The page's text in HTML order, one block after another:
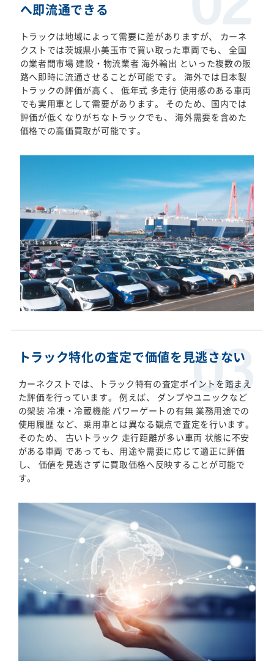
へ即流通できる
トラックは地域によって需要に差がありますが、 カーネ
クストでは茨城県小美玉市で買い取った車両でも、 全国
の業者間市場 建設・物流業者 海外輸出 といった複数の販
路へ即時に流通させることが可能です。 海外では日本製
トラックの評価が高く、 低年式 多走行 使用感のある車両
でも実用車として需要があります。 そのため、国内では
評価が低くなりがちなトラックでも、 海外需要を含めた
価格での高価買取が可能です。
トラック特化の査定で価値を見逃さない
カーネクストでは、トラック特有の査定ポイントを踏まえ
た評価を行っています。 例えば、 ダンプやユニックなど
の架装 冷凍・冷蔵機能 パワーゲートの有無 業務用途での
使用履歴 など、乗用車とは異なる観点で査定を行います。
そのため、 古いトラック 走行距離が多い車両 状態に不安
がある車両 であっても、用途や需要に応じて適正に評価
し、 価値を見逃さずに買取価格へ反映することが可能で
す。